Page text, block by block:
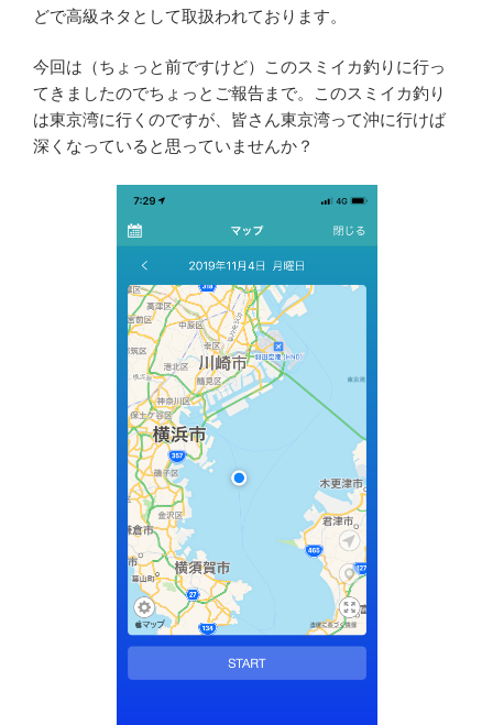
どで高級ネタとして取扱われております。
今回は（ちょっと前ですけど）このスミイカ釣りに行っ
てきましたのでちょっとご報告まで。このスミイカ釣り
は東京湾に行くのですが、皆さん東京湾って沖に行けば
深くなっていると思っていませんか？